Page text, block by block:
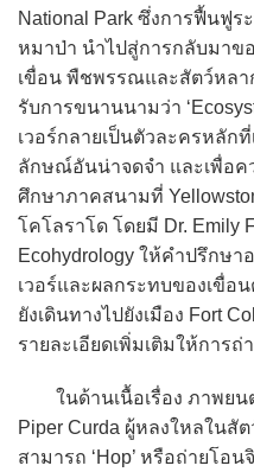
National Park ซึ่งการฟื้นฟู
หมาป่า นำไปสู่การกลับมาขอ
เขื่อน พืชพรรณและสัตว์หล
รับการขนานนามว่า
เวอร์กลายเป็นตัวละครหลัก
ลักษณ์อันน่าจดจำ และเพื่อค
ศึกษาภาคสนามที่
โคโลราโด โดยมี Dr. Emily
Ecohydrology ให้คำปรึกษา
เวอร์และผลกระทบของเขื่
ยังเดินทางไปยังเมือง Fort
รายละเอียดเพิ่มเติมให้การ
ในด้านเนื้อเรื่อง ภาพยนต
Piper Curda ผู้หลงใหลในสั
สามารถ ‘Hop’ หรือถ่ายโอ